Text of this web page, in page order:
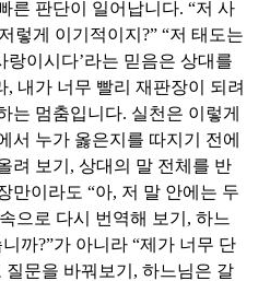
른 판단이 일어납니다. “저 사
렇게 이기적이지?” “저 태도는
랑이시다’라는 믿음은 상대를
, 내가 너무 빨리 재판장이 되려
는 멈춤입니다. 실천은 이렇게
서 누가 옳은지를 따지기 전에
려 보기 ,상대의 말 전체를 반
만이라도“아, 저 말 안에는 두
으로 다시 번역해 보기 ,하느
니까?”가 아니라“제가 너무 단
질문을 바꿔보기 ,하느님은 갈